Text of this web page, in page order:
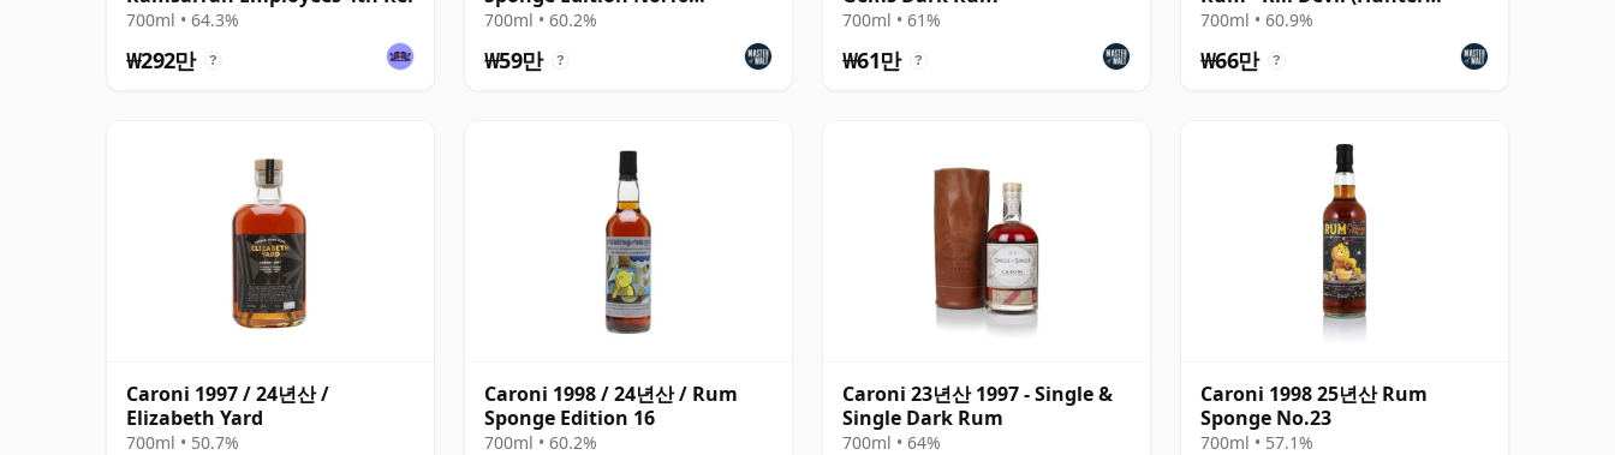
700ml • 64.3%
₩292만 ?
(Decadent Drinks) Dark Rum
700ml • 60.2%
₩59만 ?
700ml • 61%
₩61만 ?
Laing) Rum
700ml • 60.9%
₩66만 ?
Caroni 1997 / 24년산 /
Elizabeth Yard
700ml • 50.7%
Caroni 1998 / 24년산 / Rum
Sponge Edition 16
700ml • 60.2%
Caroni 23년산 1997 - Single &
Single Dark Rum
700ml • 64%
Caroni 1998 25년산 Rum
Sponge No.23
700ml • 57.1%